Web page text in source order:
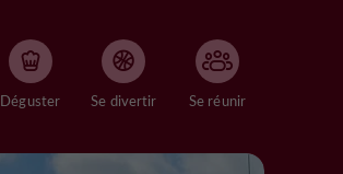
Déguster Se divertir Se réunir